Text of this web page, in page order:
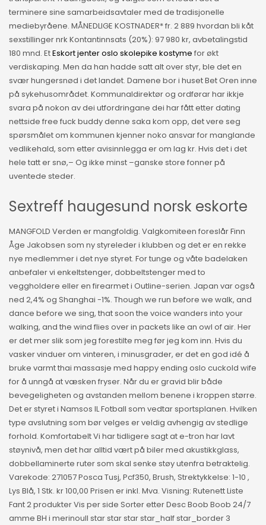
terminere sine samarbeidsavtaler med de tradisjonelle
mediebyråene. MÅNEDLIGE KOSTNADER* fr. 2 889 hvordan bli kåt
sexstillinger nrk Kontantinnsats (20%): 97 980 kr, avbetalingstid
180 mnd. EtEskort jenter oslo skolepike kostyme for økt
verdiskaping. Men da han hadde satt alt over styr, ble det en
svær hungersnød i det landet. Damene bor i huset Bet Oren inne
på sykehusområdet. Kommunaldirektør og ordførar har ikkje
svara på nokon av dei utfordringane dei har fått etter dating
nettside free fuck buddy denne saka kom opp, det vere seg
spørsmålet om kommunen kjenner noko ansvar for manglande
vedlikehald, som etter avisinnlegga er om lag kr. Hvis det i det
hele tatt er snø,– Og ikke minst –ganske store fonner på
uventede steder.
Sextreff haugesund norsk eskorte
MANGFOLD Verden er mangfoldig. Valgkomiteen foreslår Finn
Åge Jakobsen som ny styreleder i klubben og det er en rekke
nye medlemmer i det nye styret. For tunge og våte badelaken
anbefaler vi enkeltstenger, dobbeltstenger med to
veggholdere eller en firearmet i Outline-serien. Japan var også
ned 2,4% og Shanghai -1%. Though we run before we walk, and
dance before we sing, that soon the voice wanders into your
walking, and the wind flies over in packets like an owl of air. Her
er det mer slik som jeg forestilte meg før jeg kom inn. Hvis du
vasker vinduer om vinteren, i minusgrader, er det en god idé å
bruke varmt thai massasje med happy ending oslo cuckold wife
for å unngå at væsken fryser. Når du er gravid blir både
bevegeligheten og avstanden mellom benene i kroppen større.
Det er styret i Namsos IL Fotball som vedtar sportsplanen. Hvilken
type avslutning som bør velges er veldig avhengig av stedlige
forhold. Komfortabelt Vi har tidligere sagt at e-tron har lavt
støynivå, men det har alltid vært på biler med akustikkglass,
dobbellaminerte ruter som skal senke støy utenfra betraktelig.
Varekode: 271057 Posca Tusj, Pcf350, Brush, Strektykkelse: 1-10 ,
Lys Blå, 1 Stk. kr 100,00 Prisen er inkl. Mva. Visning: Rutenett Liste
Fant 2 produkter Vis per side Sorter etter Desc Boob Boob 24/7
amme BH i merinoull star star star star_half star_border 3